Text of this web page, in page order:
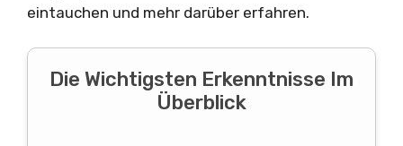
eintauchen und mehr darüber erfahren.
Die Wichtigsten Erkenntnisse Im
Überblick